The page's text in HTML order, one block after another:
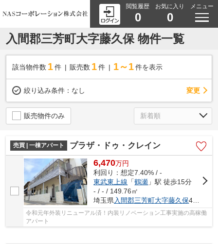
閲覧履歴
0
お気に入り
0
メニュー
入間郡三芳町大字藤久保 物件一覧
該当物件数 1件 販売数 1 件 1～1 件を表示
絞り込み条件： なし 変更
販売物件のみ
売買 | 一棟アパート プラザ・ドゥ・クレイン
6,470万円
利回り：想定7.40% / -
東武東上線 「鶴瀬 」駅 徒歩15分
- / - / 149.76㎡
埼玉県入間郡三芳町大字藤久保4029-30
令和元年外装リニューアル済！内装リノベーション工事実施の高稼働
アパート